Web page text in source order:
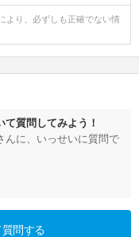
より、必ずしも正確でない情
質問してみよう！
んに、いっせいに質問で
問する